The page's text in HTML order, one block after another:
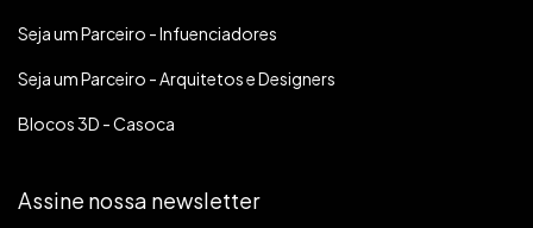
Seja um Parceiro - Infuenciadores
Seja um Parceiro - Arquitetos e Designers
Blocos 3D - Casoca
Assine nossa newsletter